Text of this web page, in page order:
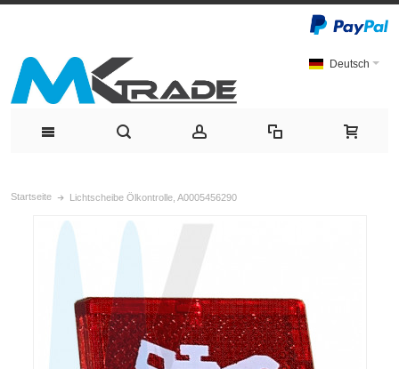
Deutsch
Startseite Lichtscheibe Ölkontrolle, A0005456290